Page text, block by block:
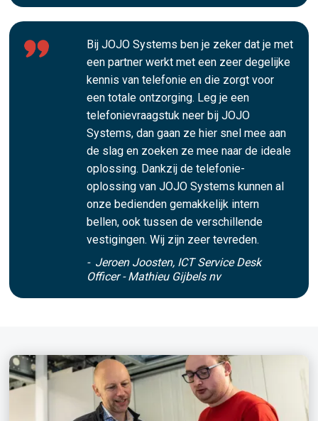
Bij JOJO Systems ben je zeker dat je met
een partner werkt met een zeer degelijke
kennis van telefonie en die zorgt voor
een totale ontzorging. Leg je een
telefonievraagstuk neer bij JOJO
Systems, dan gaan ze hier snel mee aan
de slag en zoeken ze mee naar de ideale
oplossing. Dankzij de telefonie-
oplossing van JOJO Systems kunnen al
onze bedienden gemakkelijk intern
bellen, ook tussen de verschillende
vestigingen. Wij zijn zeer tevreden.
- Jeroen Joosten, ICT Service Desk
Officer - Mathieu Gijbels nv